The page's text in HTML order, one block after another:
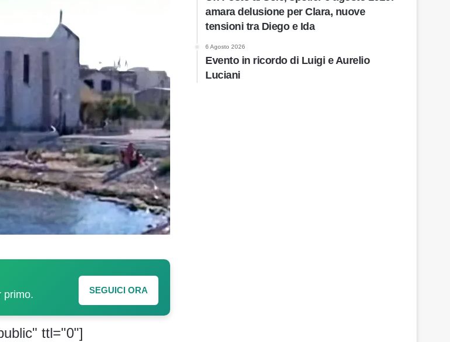
primo.
SEGUICI ORA
ttl="0"]
amara delusione per Clara, nuove
tensioni tra Diego e Ida
6 Agosto 2026
Evento in ricordo di Luigi e Aurelio
Luciani